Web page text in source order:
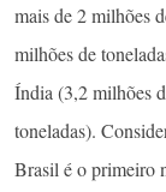
mais de 2 milhões
milhões de
Índia (3,2 milhões
toneladas).
Brasil é o primeiro